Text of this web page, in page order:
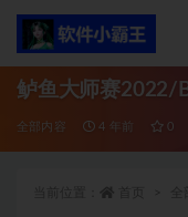
鲈鱼大师赛2022/
全部内容 4 年前 0